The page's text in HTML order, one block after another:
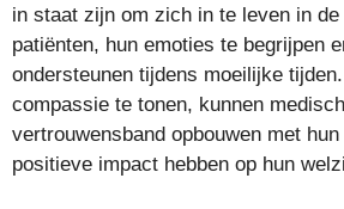
in staat zijn om zich in te leven in
patiënten, hun emoties te begrijpen
ondersteunen tijdens moeilijke
compassie te tonen, kunnen
vertrouwensband opbouwen met
positieve impact hebben op hun